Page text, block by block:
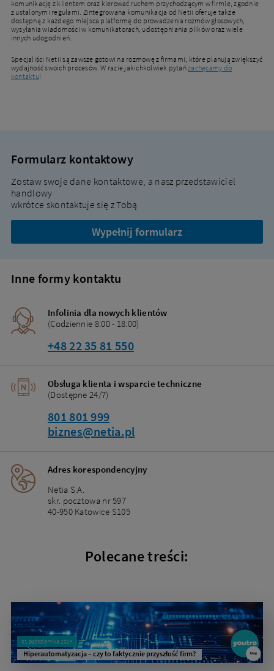
komunikację z klientem oraz kierować ruchem przychodzącym w firmie, zgodnie
z ustalonymi regułami. Zintegrowana komunikacja od Netii oferuje także
dostępną z każdego miejsca platformę do prowadzenia rozmów głosowych,
wysyłania wiadomości w komunikatorach, udostępniania plików oraz wiele
innych udogodnień.
Specjaliści Netii są zawsze gotowi na rozmowę z firmami, które planują zwiększyć
wydajność swoich procesów. W razie jakichkolwiek pytańzachęcamy do
kontaktu!
Formularz kontaktowy
Zostaw swoje dane kontaktowe, a nasz przedstawiciel
handlowy
wkrótce skontaktuje się z Tobą
Wypełnij formularz
Inne formy kontaktu
Infolinia dla nowych klientów
(Codziennie 8:00 - 18:00)
+48 22 35 81 550
Obsługa klienta i wsparcie techniczne
(Dostępne 24/7)
801 801 999
biznes@netia.pl
Adres korespondencyjny
Netia S.A.
skr. pocztowa nr 597
40-950 Katowice S105
Polecane treści:
01 października 2024
Hiperautomatyzacja – czy to faktycznie przyszłość firm?